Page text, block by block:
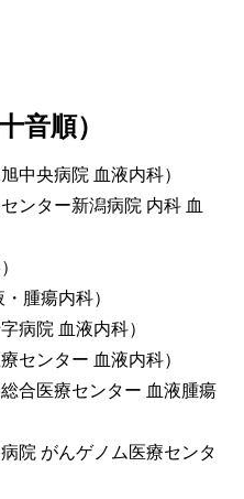
音順）
中央病院 血液内科）
ンター新潟病院 内科 血
腫瘍内科）
病院 血液内科）
センター 血液内科）
合医療センター 血液腫瘍
院 がんゲノム医療センタ